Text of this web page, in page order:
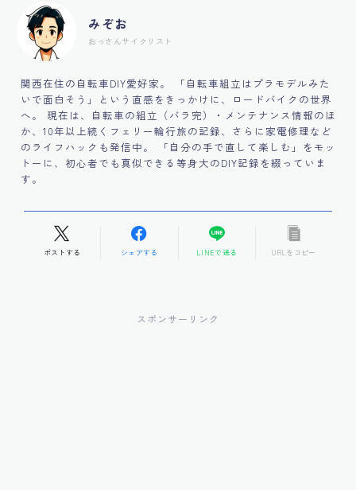
みぞお
おっさんサイクリスト
関西在住の自転車DIY愛好家。 「自転車組立はプラモデルみた
いで面白そう」という直感をきっかけに、ロードバイクの世界
へ。 現在は、自転車の組立（バラ完）・メンテナンス情報のほ
か、10年以上続くフェリー輪行旅の記録、さらに家電修理など
のライフハックも発信中。 「自分の手で直して楽しむ」をモッ
トーに、初心者でも真似できる等身大のDIY記録を綴っていま
す。
ポストする シェアする LINEで送る URLをコピー
スポンサーリンク